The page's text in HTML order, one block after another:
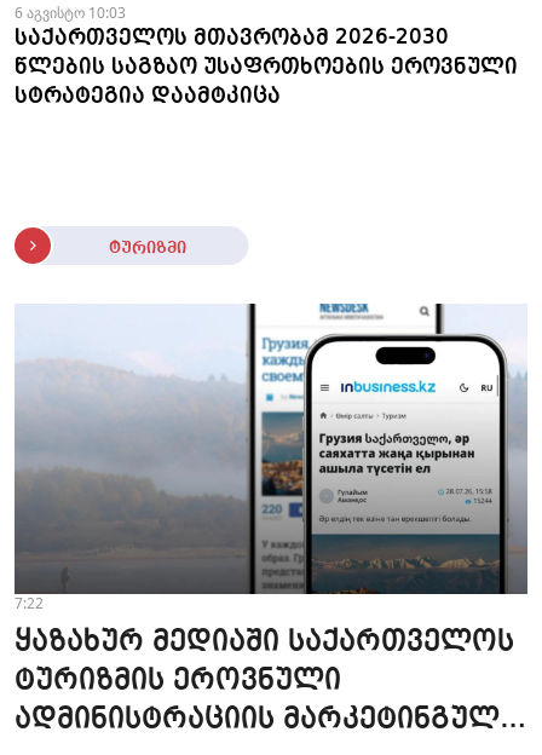
6 აგვისტო 10:03
საქართველოს მთავრობამ 2026-2030
წლების საგზაო უსაფრთხოების ეროვნული
სტრატეგია დაამტკიცა
ტურიზმი
7:22
ყაზახურ მედიაში საქართველოს
ტურიზმის ეროვნული
ადმინისტრაციის მარკეტინგული